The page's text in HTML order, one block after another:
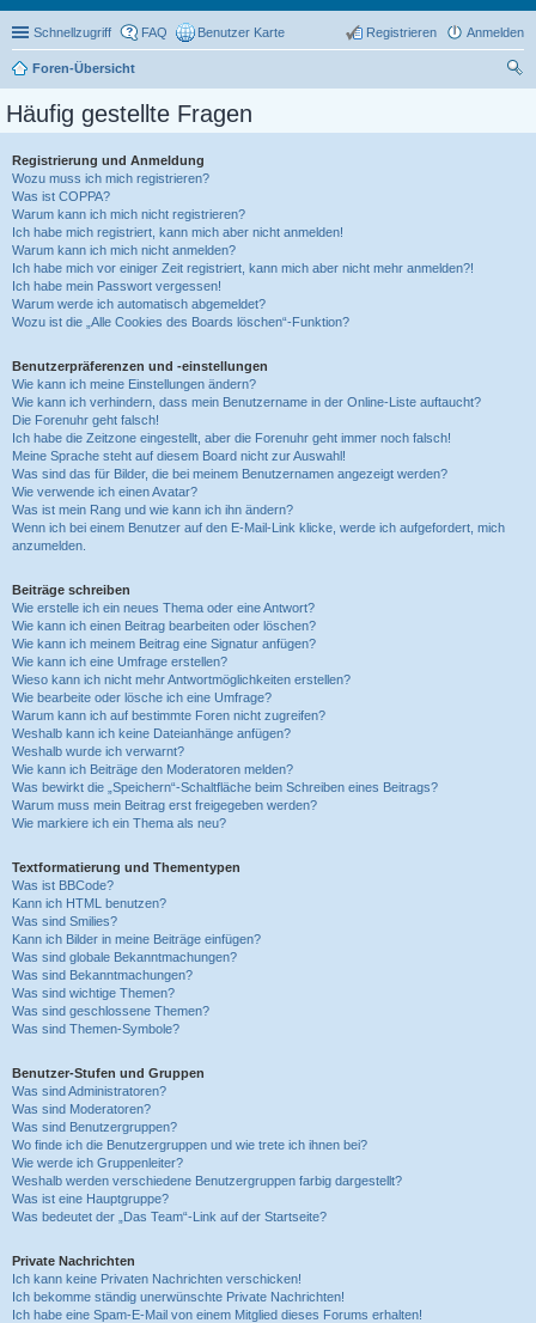
Schnellzugriff FAQ Benutzer Karte Anmelden
Registrieren
Foren-Übersicht
Häufig gestellte Fragen
Registrierung und Anmeldung
Wozu muss ich mich registrieren?
Was ist COPPA?
Warum kann ich mich nicht registrieren?
Ich habe mich registriert, kann mich aber nicht anmelden!
Warum kann ich mich nicht anmelden?
Ich habe mich vor einiger Zeit registriert, kann mich aber nicht mehr anmelden?!
Ich habe mein Passwort vergessen!
Warum werde ich automatisch abgemeldet?
Wozu ist die „Alle Cookies des Boards löschen“-Funktion?
Benutzerpräferenzen und -einstellungen
Wie kann ich meine Einstellungen ändern?
Wie kann ich verhindern, dass mein Benutzername in der Online-Liste auftaucht?
Die Forenuhr geht falsch!
Ich habe die Zeitzone eingestellt, aber die Forenuhr geht immer noch falsch!
Meine Sprache steht auf diesem Board nicht zur Auswahl!
Was sind das für Bilder, die bei meinem Benutzernamen angezeigt werden?
Wie verwende ich einen Avatar?
Was ist mein Rang und wie kann ich ihn ändern?
Wenn ich bei einem Benutzer auf den E-Mail-Link klicke, werde ich aufgefordert, mich
anzumelden.
Beiträge schreiben
Wie erstelle ich ein neues Thema oder eine Antwort?
Wie kann ich einen Beitrag bearbeiten oder löschen?
Wie kann ich meinem Beitrag eine Signatur anfügen?
Wie kann ich eine Umfrage erstellen?
Wieso kann ich nicht mehr Antwortmöglichkeiten erstellen?
Wie bearbeite oder lösche ich eine Umfrage?
Warum kann ich auf bestimmte Foren nicht zugreifen?
Weshalb kann ich keine Dateianhänge anfügen?
Weshalb wurde ich verwarnt?
Wie kann ich Beiträge den Moderatoren melden?
Was bewirkt die „Speichern“-Schaltfläche beim Schreiben eines Beitrags?
Warum muss mein Beitrag erst freigegeben werden?
Wie markiere ich ein Thema als neu?
Textformatierung und Thementypen
Was ist BBCode?
Kann ich HTML benutzen?
Was sind Smilies?
Kann ich Bilder in meine Beiträge einfügen?
Was sind globale Bekanntmachungen?
Was sind Bekanntmachungen?
Was sind wichtige Themen?
Was sind geschlossene Themen?
Was sind Themen-Symbole?
Benutzer-Stufen und Gruppen
Was sind Administratoren?
Was sind Moderatoren?
Was sind Benutzergruppen?
Wo finde ich die Benutzergruppen und wie trete ich ihnen bei?
Wie werde ich Gruppenleiter?
Weshalb werden verschiedene Benutzergruppen farbig dargestellt?
Was ist eine Hauptgruppe?
Was bedeutet der „Das Team“-Link auf der Startseite?
Private Nachrichten
Ich kann keine Privaten Nachrichten verschicken!
Ich bekomme ständig unerwünschte Private Nachrichten!
Ich habe eine Spam-E-Mail von einem Mitglied dieses Forums erhalten!